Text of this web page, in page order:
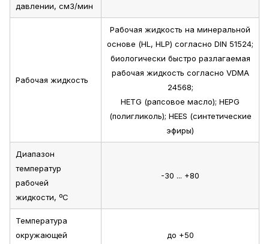
давлении, см3/мин
Рабочая жидкость
Рабочая жидкость на минеральной
основе (HL, HLP) согласно DIN 51524;
биологически быстро разлагаемая
рабочая жидкость согласно VDMA
24568;
HETG (рапсовое масло); HEPG
(полигликоль); HEES (синтетические
эфиры)
Диапазон
температур
рабочей
жидкости, ºС
-30 ... +80
Температура
окружающей
до +50